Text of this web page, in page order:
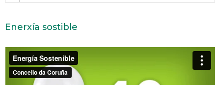
Enerxía sostible